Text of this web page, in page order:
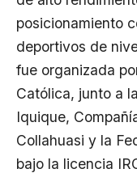
posicionamiento
deportivos de
fue organizada
Católica, junto a
Iquique,
Collahuasi y la
bajo la licencia